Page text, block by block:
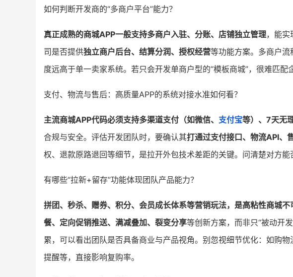
如何判断开发商的“多商户平台”能力？
真正成熟的商城APP一般支持多商户入驻、分账、店铺独立管理，能实
司是否提供独立商户后台、结算分润、授权经营等功能方案。多商户
度远高于单一卖家系统。若只会开发单商户型的“模板商城”，很难匹配
支付、物流与售后：高质量APP的系统对接水准如何看？
主流商城APP代码必须支持多渠道支付（如微信、 支付宝等）、7天无
合规与安全。评估开发团队时，要确认其打通过支付接口、物流API、
权、退款原路退回等细节，是拉开外包技术差距的关键。问清楚对方能
有哪些“拉新+留存”功能体现团队产品能力？
拼团、秒杀、赠券、积分、会员成长体系等营销玩法，是高粘性商城不
餐、定向促销推送、满减叠加、裂变分享等创新方案，而非只“被动开发
累，可以看出团队是否具备商业与产品视角。别忽视细节优化：如购
提醒等，直接影响复购率。